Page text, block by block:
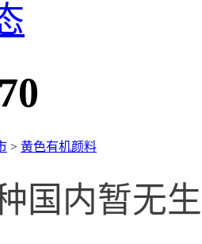
> 黄色有机颜料
国内暂无